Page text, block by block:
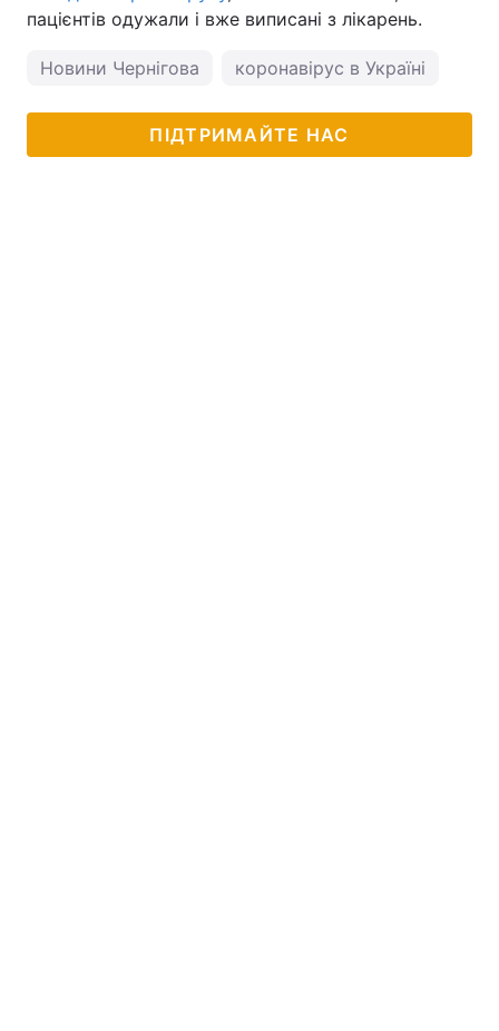
пацієнтів одужали і вже виписані з лікарень.
Новини Чернігова коронавірус в Україні
ПІДТРИМАЙТЕ НАС